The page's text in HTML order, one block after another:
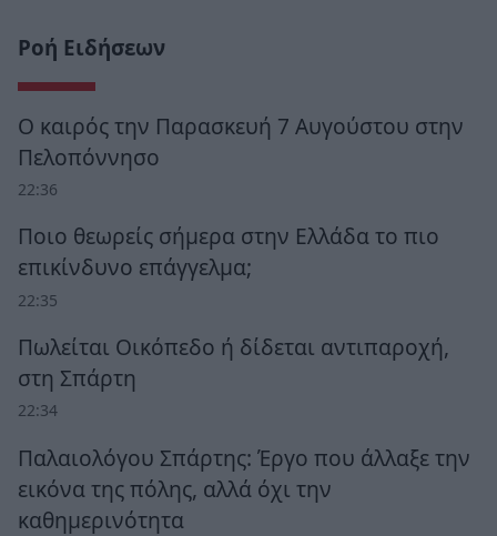
Ροή Ειδήσεων
Ο καιρός την Παρασκευή 7 Αυγούστου στην
Πελοπόννησο
22:36
Ποιο θεωρείς σήμερα στην Ελλάδα το πιο
επικίνδυνο επάγγελμα;
22:35
Πωλείται Οικόπεδο ή δίδεται αντιπαροχή,
στη Σπάρτη
22:34
Παλαιολόγου Σπάρτης: Έργο που άλλαξε την
εικόνα της πόλης, αλλά όχι την
καθημερινότητα